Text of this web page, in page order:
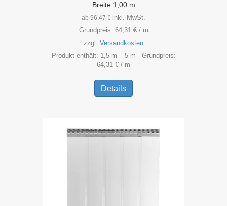
Breite 1,00 m
ab 96,47 € inkl. MwSt.
Grundpreis: 64,31 €/ m
zzgl. Versandkosten
Produkt enthält: 1,5 m – 5 m - Grundpreis:
64,31 € / m
Details
weist
Varianten
auf.
Die